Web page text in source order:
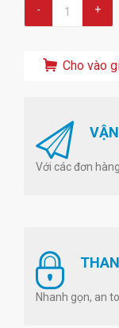
-
+
Cho vào
Với các đơn
Nhanh gọn, an